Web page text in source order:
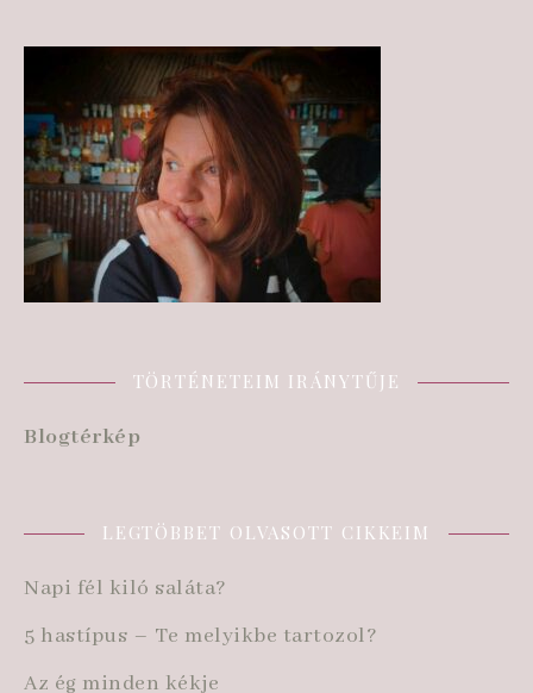
TÖRTÉNETEIM IRÁNYTŰJE
Blogtérkép
LEGTÖBBET OLVASOTT CIKKEIM
Napi fél kiló saláta?
5 hastípus – Te melyikbe tartozol?
Az ég minden kékje